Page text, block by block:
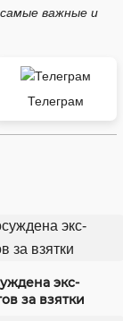
важные и
Телеграм
экс-
за взятки